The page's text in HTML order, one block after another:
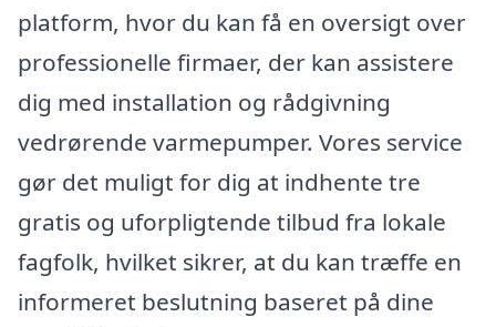
platform, hvor du kan få en oversigt over
professionelle firmaer, der kan assistere
dig med installation og rådgivning
vedrørende varmepumper. Vores service
gør det muligt for dig at indhente tre
gratis og uforpligtende tilbud fra lokale
fagfolk, hvilket sikrer, at du kan træffe en
informeret beslutning baseret på dine